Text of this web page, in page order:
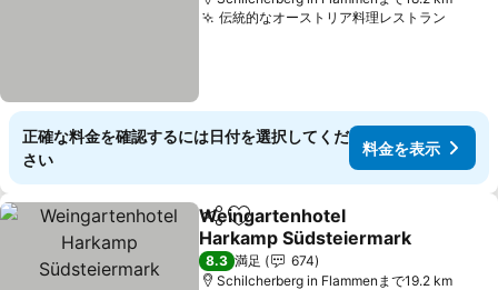
伝統的なオーストリア料理レストラン
正確な料金を確認するには日付を選択してくだ
さい
料金を表示
シェアお気に入りに追加
Weingartenhotel
Harkamp Südsteiermark
料金を表示
8.3 満足
674
Schilcherberg in Flammenまで19.2 km